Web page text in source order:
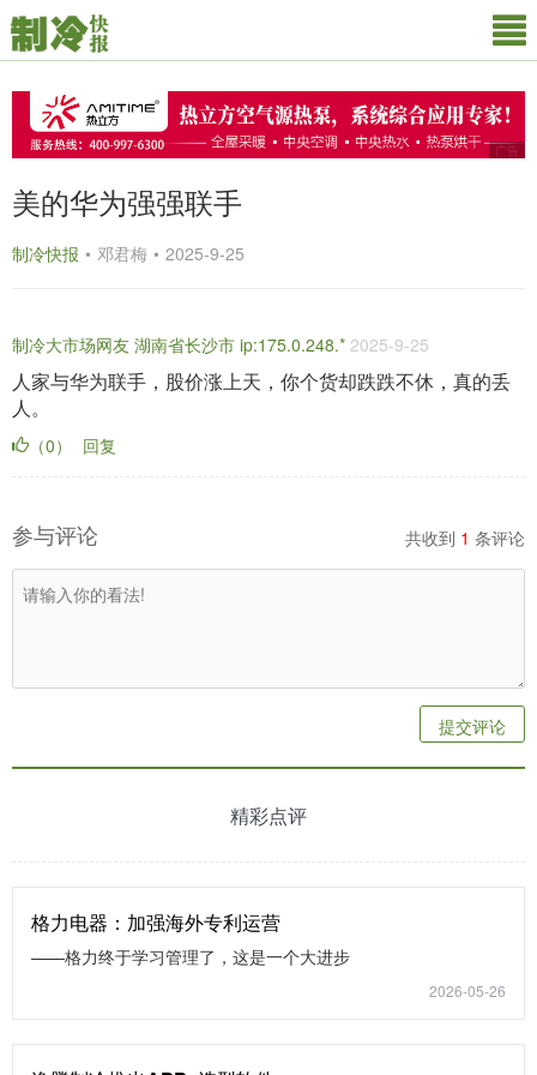
广告
美的华为强强联手
制冷快报 • 邓君梅 • 2025-9-25
制冷大市场网友 湖南省长沙市 ip:175.0.248.* 2025-9-25
人家与华为联手，股价涨上天，你个货却跌跌不休，真的丢
人。
（0） 回复
参与评论 共收到 1 条评论
提交评论
精彩点评
格力电器：加强海外专利运营
——格力终于学习管理了，这是一个大进步
2026-05-26